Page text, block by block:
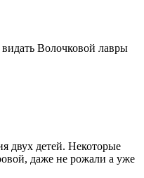
видать Волочковой лавры
двух детей. Некоторые
даже не рожали а уже